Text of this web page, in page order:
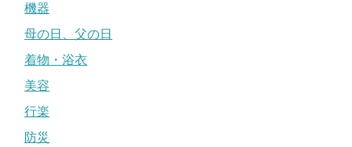
機器
母の日、父の日
着物・浴衣
美容
行楽
防災